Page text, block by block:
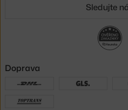
Sledujte
Doprava